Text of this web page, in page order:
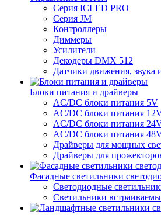
Серия ICLED PRO
Серия JM
Контроллеры
Диммеры
Усилители
Декодеры DMX 512
Датчики движения, звука
Блоки питания и драйверы
AC/DC блоки питания 5V
AC/DC блоки питания
AC/DC блоки питания
AC/DC блоки питания
Драйверы для мощных
Драйверы для
Фасадные светильники
Светодиодные
Светильники